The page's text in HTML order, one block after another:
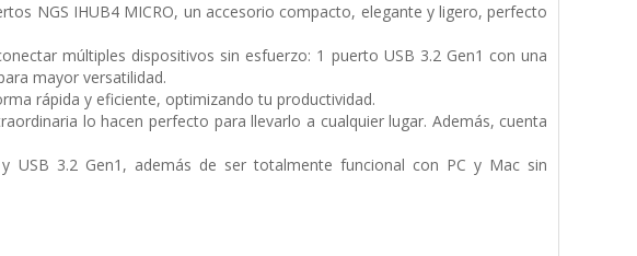
NGS IHUB4 MICRO, un accesorio compacto, elegante y ligero, perfecto
múltiples dispositivos sin esfuerzo: 1 puerto USB 3.2 Gen1 con una
mayor versatilidad.
rápida y eficiente, optimizando tu productividad.
lo hacen perfecto para llevarlo a cualquier lugar. Además, cuenta
USB 3.2 Gen1, además de ser totalmente funcional con PC y Mac sin